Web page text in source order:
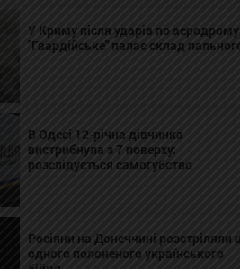
У Криму після ударів по аеродрому
"Гвардійське" палає склад
В Одесі 12-річна дівчинка
вистрибнула з 7 поверху:
розслідується самогубство
Росіяни на Донеччині розстріляли
одного полоненого українського